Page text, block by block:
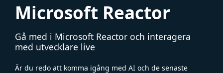
Microsoft Reactor
Gå med i Microsoft Reactor och interagera
med utvecklare live
Är du redo att komma igång med AI och de senaste